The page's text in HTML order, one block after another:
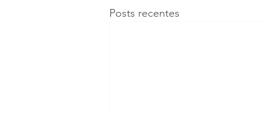
Posts recentes